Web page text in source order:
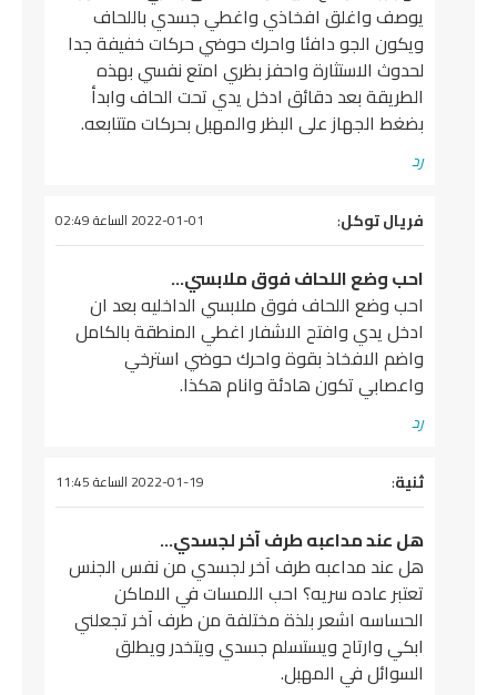
يوصف واغلق افخاذي واغطي جسدي باللحاف
ويكون الجو دافئا واحرك حوضي حركات خفيفة جدا
لحدوث الاستثارة واحفز بظري امتع نفسي بهذه
الطريقة بعد دقائق ادخل يدي تحت الحاف وابدأ
بضغط الجهاز على البظر والمهبل بحركات متتابعه.
رد
يقول
فريال توكل: 2022-01-01 الساعة 02:49
احب وضع اللحاف فوق ملابسي…
احب وضع اللحاف فوق ملابسي الداخليه بعد ان
ادخل يدي وافتح الاشفار اغطي المنطقة بالكامل
واضم الافخاذ بقوة واحرك حوضي استرخي
واعصابي تكون هادئة وانام هكذا.
رد
يقول
ثنية: 2022-01-19 الساعة 11:45
هل عند مداعبه طرف آخر لجسدي…
هل عند مداعبه طرف آخر لجسدي من نفس الجنس
تعتبر عاده سريه؟ احب اللمسات في الاماكن
الحساسه اشعر بلذة مختلفة من طرف آخر تجعلني
ابكي وارتاح ويستسلم جسدي ويتخدر ويطلق
السوائل في المهبل.